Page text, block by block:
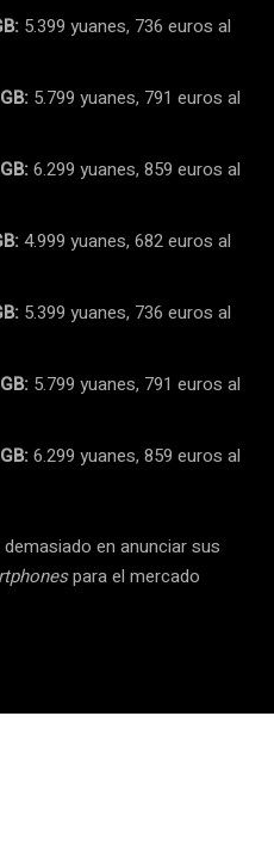
5.399 yuanes, 736 euros al
5.799 yuanes, 791 euros al
6.299 yuanes, 859 euros al
4.999 yuanes, 682 euros al
5.399 yuanes, 736 euros al
5.799 yuanes, 791 euros al
6.299 yuanes, 859 euros al
en anunciar sus
para el mercado